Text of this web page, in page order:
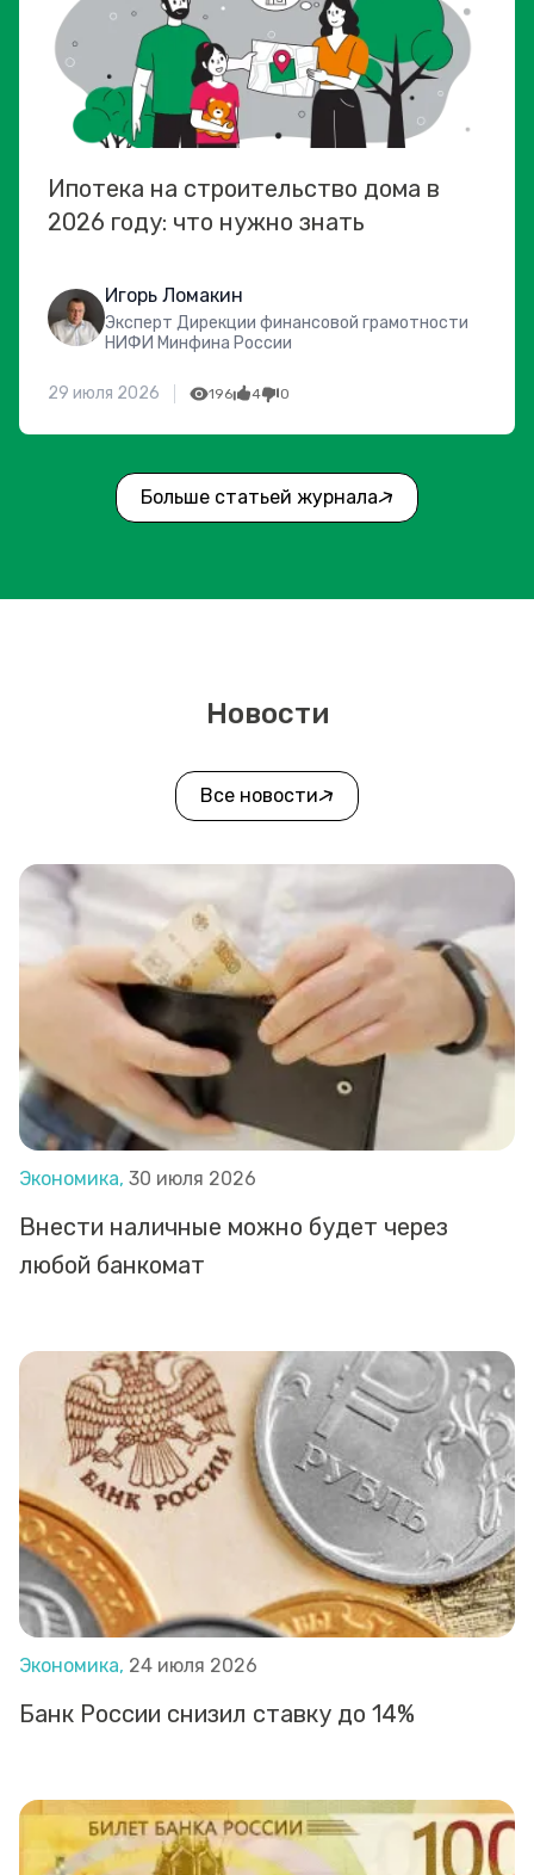
Ипотека на строительство дома в
2026 году: что нужно знать
Игорь Ломакин
Эксперт Дирекции финансовой грамотности
НИФИ Минфина России
29 июля 2026 196 4 0
Больше статьей журнала
Новости
Все новости
Экономика, 30 июля 2026
Внести наличные можно будет через
любой банкомат
Экономика, 24 июля 2026
Банк России снизил ставку до 14%